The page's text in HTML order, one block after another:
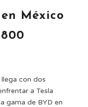
México
con dos
a Tesla
gama de BYD en